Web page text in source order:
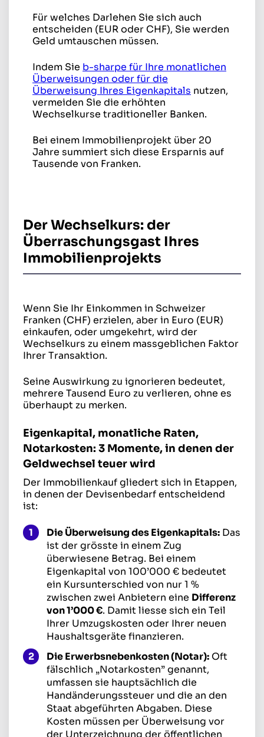
Für welches Darlehen Sie sich auch
entscheiden (EUR oder CHF), Sie werden
Geld umtauschen müssen.
Indem Sie b-sharpe für Ihre monatlichen
Überweisungen oder für die
Überweisung Ihres Eigenkapitals nutzen,
vermeiden Sie die erhöhten
Wechselkurse traditioneller Banken.
Bei einem Immobilienprojekt über 20
Jahre summiert sich diese Ersparnis auf
Tausende von Franken.
Der Wechselkurs: der
Überraschungsgast Ihres
Immobilienprojekts
Wenn Sie Ihr Einkommen in Schweizer
Franken (CHF) erzielen, aber in Euro (EUR)
einkaufen, oder umgekehrt, wird der
Wechselkurs zu einem massgeblichen Faktor
Ihrer Transaktion.
Seine Auswirkung zu ignorieren bedeutet,
mehrere Tausend Euro zu verlieren, ohne es
überhaupt zu merken.
Eigenkapital, monatliche Raten,
Notarkosten: 3 Momente, in denen der
Geldwechsel teuer wird
Der Immobilienkauf gliedert sich in Etappen,
in denen der Devisenbedarf entscheidend
ist:
Die Überweisung des Eigenkapitals: Das
ist der grösste in einem Zug
überwiesene Betrag. Bei einem
Eigenkapital von 100’000 € bedeutet
ein Kursunterschied von nur 1 %
zwischen zwei Anbietern eine Differenz
von 1’000 €. Damit liesse sich ein Teil
Ihrer Umzugskosten oder Ihrer neuen
Haushaltsgeräte finanzieren.
Die Erwerbsnebenkosten (Notar): Oft
fälschlich „Notarkosten” genannt,
umfassen sie hauptsächlich die
Handänderungssteuer und die an den
Staat abgeführten Abgaben. Diese
Kosten müssen per Überweisung vor
der Unterzeichnung der öffentlichen